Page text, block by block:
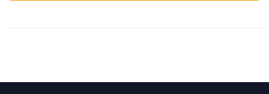
Alışveriş